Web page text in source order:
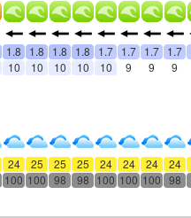
1.8 1.8 1.8 1.8 1.7 1.7 1.7 1.7
10 10 10 10 10 9 9 9
24 25 25 25 24 24 24
24
100 100 98 98 100 100 100 98